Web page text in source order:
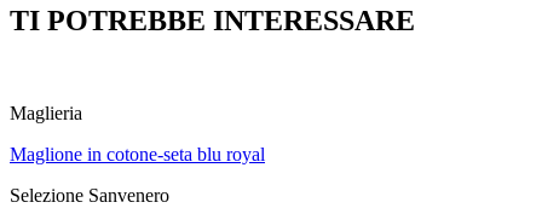
TI POTREBBE INTERESSARE
Maglieria
Maglione in cotone-seta blu royal
Selezione Sanvenero